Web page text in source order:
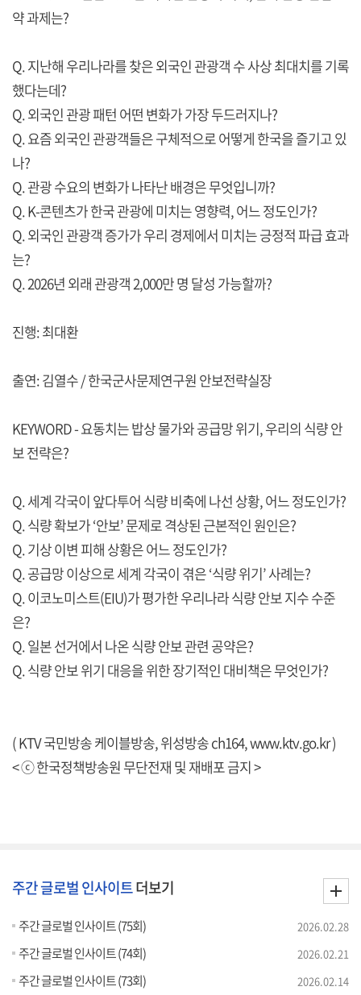
약 과제는?
Q. 지난해 우리나라를 찾은 외국인 관광객 수 사상 최대치를 기록
했다는데?
Q. 외국인 관광 패턴 어떤 변화가 가장 두드러지나?
Q. 요즘 외국인 관광객들은 구체적으로 어떻게 한국을 즐기고 있
나?
Q. 관광 수요의 변화가 나타난 배경은 무엇입니까?
Q. K-콘텐츠가 한국 관광에 미치는 영향력, 어느 정도인가?
Q. 외국인 관광객 증가가 우리 경제에서 미치는 긍정적 파급 효과
는?
Q. 2026년 외래 관광객 2,000만 명 달성 가능할까?
진행: 최대환
출연: 김열수 / 한국군사문제연구원 안보전략실장
KEYWORD - 요동치는 밥상 물가와 공급망 위기, 우리의 식량 안
보 전략은?
Q. 세계 각국이 앞다투어 식량 비축에 나선 상황, 어느 정도인가?
Q. 식량 확보가 ‘안보’ 문제로 격상된 근본적인 원인은?
Q. 기상 이변 피해 상황은 어느 정도인가?
Q. 공급망 이상으로 세계 각국이 겪은 ‘식량 위기’ 사례는?
Q. 이코노미스트(EIU)가 평가한 우리나라 식량 안보 지수 수준
은?
Q. 일본 선거에서 나온 식량 안보 관련 공약은?
Q. 식량 안보 위기 대응을 위한 장기적인 대비책은 무엇인가?
( KTV 국민방송 케이블방송, 위성방송 ch164,www.ktv.go.kr)
< ⓒ 한국정책방송원 무단전재 및 재배포 금지 >
주간 글로벌 인사이트더보기
주간 글로벌 인사이트 (75회) 2026.02.28
주간 글로벌 인사이트 (74회) 2026.02.21
주간 글로벌 인사이트 (73회) 2026.02.14